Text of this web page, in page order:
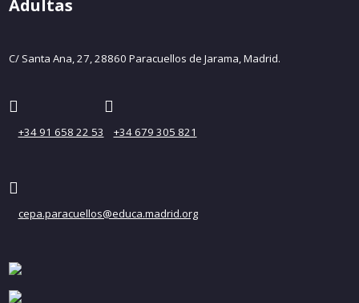
Adultas
C/ Santa Ana, 27, 28860 Paracuellos de Jarama, Madrid.
+34 91 658 22 53 +34 679 305 821
cepa.paracuellos@educa.madrid.org